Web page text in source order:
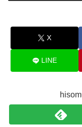
X
LINE